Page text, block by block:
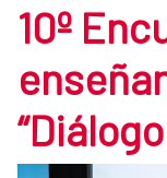
10º